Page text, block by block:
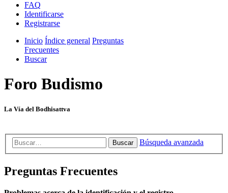
FAQ
Identificarse
Registrarse
Inicio Índice general Preguntas
Frecuentes
Buscar
Foro Budismo
La Vía del Bodhisattva
Buscar Búsqueda avanzada
Preguntas Frecuentes